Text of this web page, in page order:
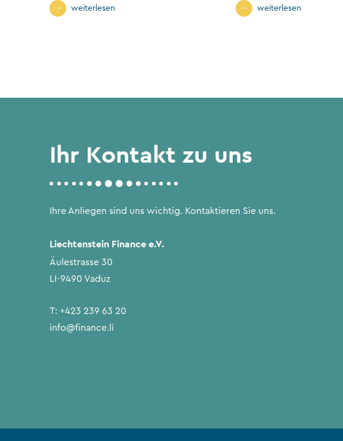
weiterlesen
Finanzministerin
weiterlesen
Ihr Kontakt zu uns
Ihre Anliegen sind uns wichtig. Kontaktieren Sie uns.
Liechtenstein Finance e.V.
Äulestrasse 30
LI-9490 Vaduz
T: +423 239 63 20
info@finance.li